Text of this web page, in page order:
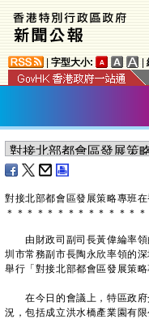
字型大小:
對接北部都會區發展策略專班在
＊ ＊ ＊ ＊ ＊ ＊ ＊ ＊ ＊ ＊ ＊ ＊ ＊ ＊
由財政司副司長黃偉綸率領
圳市常務副市長陶永欣率領的
舉行「對接北部都會區發展策略
在今日的會議上，特區政府
況，包括成立洪水橋產業園有